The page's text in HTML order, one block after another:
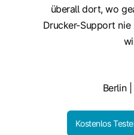
überall dort, wo
Drucker-Support
Berlin
Kostenlos